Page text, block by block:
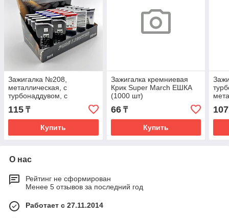
Зажигалка №208,
металлическая, с
турбонаддувом, с
115 ₸
Купить
Зажигалка кремниевая
Крик Super March ЕШКА
(1000 шт)
66₸
Купить
107
О нас
Рейтинг не сформирован
Менее 5 отзывов за последний год
Работает с 27.11.2014